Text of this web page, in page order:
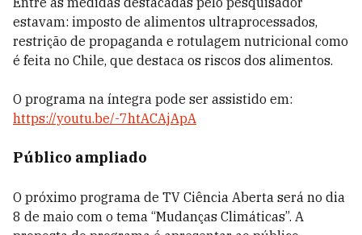
estavam: imposto de alimentos ultraprocessados,
restrição de propaganda e rotulagem nutricional como
é feita no Chile, que destaca os riscos dos alimentos.
O programa na íntegra pode ser assistido em:
https://youtu.be/-7htACAjApA
Público ampliado
O próximo programa de TV Ciência Aberta será no dia
8 de maio com o tema “Mudanças Climáticas”. A